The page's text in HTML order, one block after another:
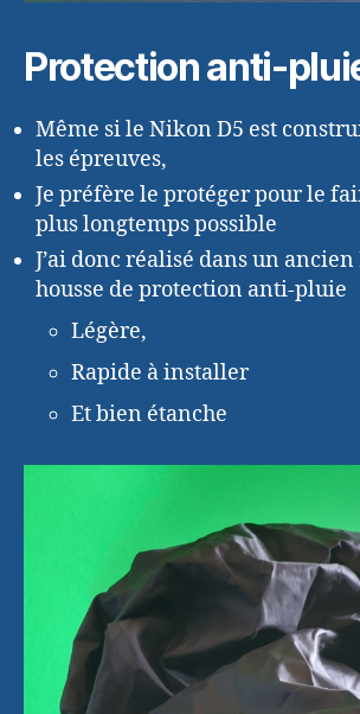
Protection anti-
Même si le Nikon D5 est
les épreuves,
Je préfère le protéger pour le
plus longtemps possible
J’ai donc réalisé dans un ancien
housse de protection anti-pluie
Légère,
Rapide à installer
Et bien étanche